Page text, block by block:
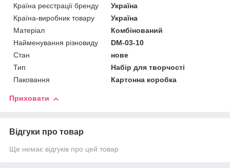
Країна реєстрації бренду
Україна
Країна-виробник товару
Україна
Матеріал
Комбінований
Найменування різновиду
DM-03-10
Стан
нове
Тип
Набір для творчості
Паковання
Картонна коробка
Приховати
Відгуки про товар
Ще немає відгуків про цей товар